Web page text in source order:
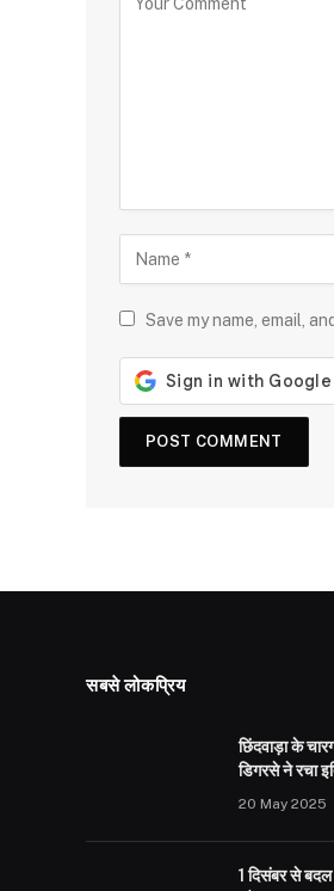
Save my name, email,
सबसे लोकप्रिय
छिंदवाड़ा के
डिगरसे ने रचा
20 May 2025
1 दिसंबर से